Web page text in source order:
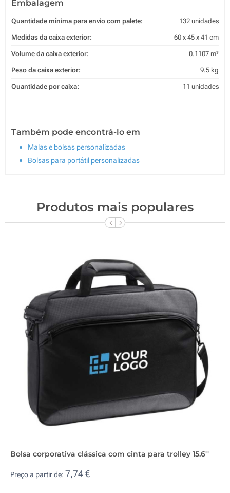
Embalagem
Quantidade mínima para envio com palete: 132 unidades
Medidas da caixa exterior: 60 x 45 x 41 cm
Volume da caixa exterior: 0.1107 m³
Peso da caixa exterior: 9.5 kg
Quantidade por caixa: 11 unidades
Também pode encontrá-lo em
Malas e bolsas personalizadas
Bolsas para portátil personalizadas
Produtos mais populares
Bolsa corporativa clássica com cinta para trolley 15.6''
Preço a partir de: 7,74 €